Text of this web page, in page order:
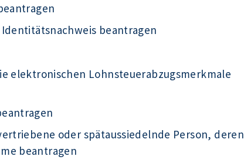
beantragen
elektronischen Lohnsteuerabzugsmerkmale
oder spätaussiedelnde Person, deren
beantragen